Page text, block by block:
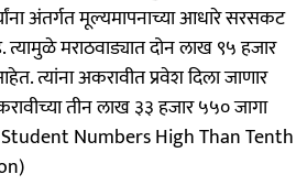
अंतर्गत मूल्यमापनाच्या आधारे सरसकट
त्यामुळे मराठवाड्यात दोन लाख ९५ हजार
त्यांना अकरावीत प्रवेश दिला जाणार
तीन लाख ३३ हजार ५५० जागा
Numbers High Than Tenth